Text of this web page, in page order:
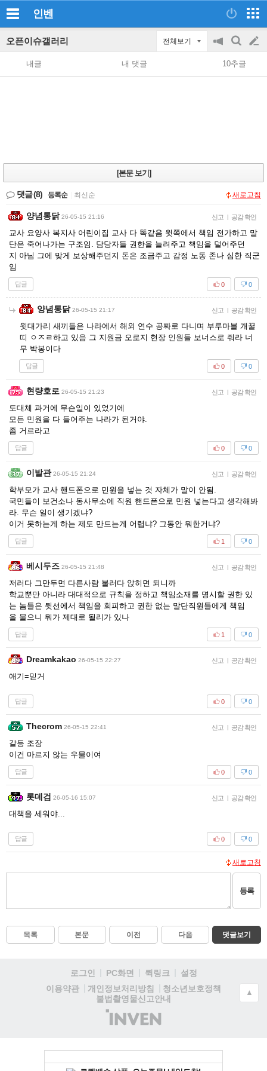
인벤
오픈이슈갤러리 전체보기
공
지
on/off
검
색
글
쓰
내글 내 댓글 10추글
[본문 보기]
댓글(8) 등록순 최신순 새로고침
양념통닭 26-05-15 21:16 신고 | 공감 확인
교사 요양사 복지사 어린이집 교사 다 똑같음 윗쪽에서 책임 전가하고 말
단은 죽어나가는 구조임. 담당자들 권한을 늘려주고 책임을 덜어주던
지 아님 그에 맞게 보상해주던지 돈은 조금주고 감정 노동 존나 심한 직군
임
답글 0
0
양념통닭 26-05-15 21:17 신고 | 공감 확인
윗대가리 새끼들은 나라에서 해외 연수 공짜로 다니며 부루마블 개꿀
띠 ㅇㅈㄹ하고 있음 그 지원금 오로지 현장 인원들 보너스로 줘라 너
무 박봉이다
답글 0
0
현량호로 26-05-15 21:23 신고 | 공감 확인
도대체 과거에 무슨일이 있었기에
모든 민원을 다 들어주는 나라가 된거야.
좀 거르라고
답글 0
0
이발관 26-05-15 21:24 신고 | 공감 확인
학부모가 교사 핸드폰으로 민원을 넣는 것 자체가 말이 안됨.
국민들이 보건소나 동사무소에 직원 핸드폰으로 민원 넣는다고 생각해봐
라. 무슨 일이 생기겠냐?
이거 못하는게 하는 제도 만드는게 어렵냐? 그동안 뭐한거냐?
답글 0
1
베시두즈 26-05-15 21:48 신고 | 공감 확인
저러다 그만두면 다른사람 불러다 앉히면 되니까
학교뿐만 아니라 대대적으로 규칙을 정하고 책임소재를 명시할 권한 있
는 놈들은 뒷선에서 책임을 회피하고 권한 없는 말단직원들에게 책임
을 물으니 뭐가 제대로 될리가 있나
답글 0
1
Dreamkakao 26-05-15 22:27 신고 | 공감 확인
애기=믿거
답글 0
0
Thecrom 26-05-15 22:41 신고 | 공감 확인
갈등 조장
이건 마르지 않는 우물이여
답글 0
0
롯데검 26-05-16 15:07 신고 | 공감 확인
대책을 세워야...
답글 0
0
새로고침
등록
목록 본문 이전 다음 댓글보기
로그인 PC화면 퀵링크
설정
이용약관
개인정보처리방침
청소년보호정책
불법촬영물신고안내
(주)
인
▲